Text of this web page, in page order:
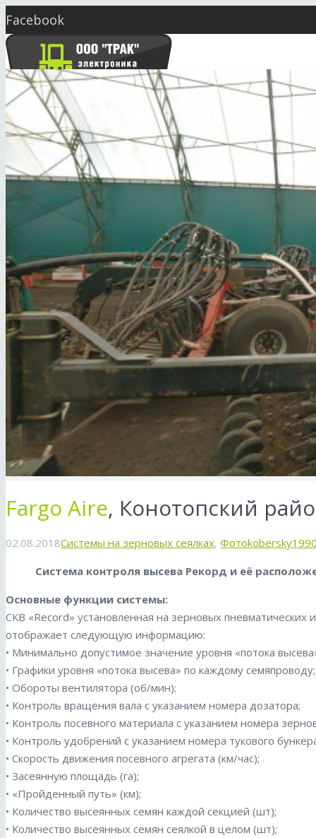
Facebook
Twitter
YouTube
Instagram
Skype
market@seeding.com.ua
Fargo Aire, Конотопский
02.08.2018Системы на зерновых сеялках, Фото
Система контроля высева Рекорд и её
Основные функции системы:
СКВ «Record» установленная на зерновых пневматических
отображает следующую информацию:
• Минимально допустимое значение уровня «потока
• Графики уровня «потока высева» по каждому семяпроводу;
• Обороты вентилятора (об/мин);
• Контроль вращения вала с указанием номера дозатора;
• Контроль посевного материала с указанием номера
• Контроль удобрений с указанием номера тукового
• Скорость движения посевного агрегата (км/час);
• Засеянную площадь (га);
• «Пройденный путь» (км);
• Количество высеянных семян каждой секцией (шт);
• Количество высеянных семян сеялкой в целом (шт);